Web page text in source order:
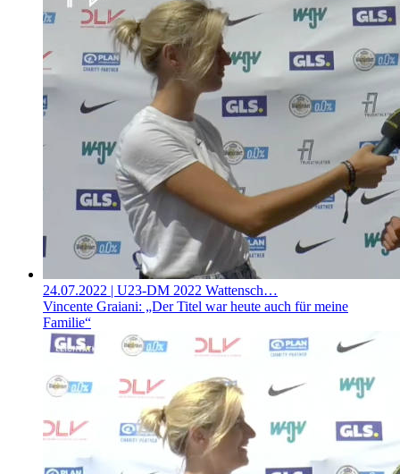
24.07.2022 | U23-DM 2022 Wattensch…
Vincente Graiani: „Der Titel war heute auch für meine
Familie“